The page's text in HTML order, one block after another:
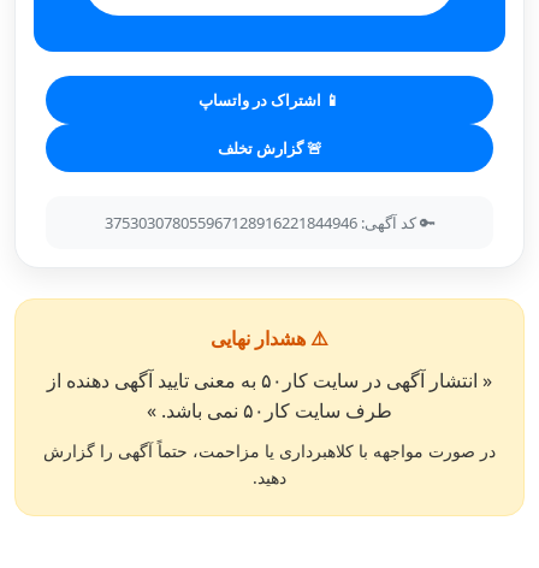
📱 اشتراک در واتساپ
🚨 گزارش تخلف
🔑 کد آگهی: 375303078055967128916221844946
⚠️ هشدار نهایی
« انتشار آگهی در سایت کار۵۰ به معنی تایید آگهی دهنده از
طرف سایت کار۵۰ نمی باشد. »
در صورت مواجهه با کلاهبرداری یا مزاحمت، حتماً آگهی را گزارش
دهید.